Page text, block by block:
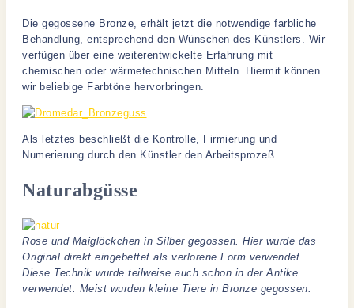
Die gegossene Bronze, erhält jetzt die notwendige farbliche
Behandlung, entsprechend den Wünschen des Künstlers. Wir
verfügen über eine weiterentwickelte Erfahrung mit
chemischen oder wärmetechnischen Mitteln. Hiermit können
wir beliebige Farbtöne hervorbringen.
Als letztes beschließt die Kontrolle, Firmierung und
Numerierung durch den Künstler den Arbeitsprozeß.
Naturabgüsse
Rose und Maiglöckchen in Silber gegossen. Hier wurde das
Original direkt eingebettet als verlorene Form verwendet.
Diese Technik wurde teilweise auch schon in der Antike
verwendet. Meist wurden kleine Tiere in Bronze gegossen.